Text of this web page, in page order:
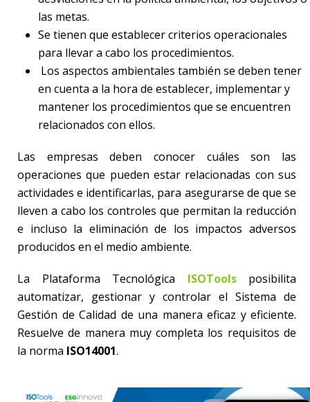
las metas.
Se tienen que establecer criterios operacionales
para llevar a cabo los procedimientos.
Los aspectos ambientales también se deben tener
en cuenta a la hora de establecer, implementar y
mantener los procedimientos que se encuentren
relacionados con ellos.
Las empresas deben conocer cuáles son las
operaciones que pueden estar relacionadas con sus
actividades e identificarlas, para asegurarse de que se
lleven a cabo los controles que permitan la reducción
e incluso la eliminación de los impactos adversos
producidos en el medio ambiente.
La Plataforma Tecnológica ISOToolsposibilita
automatizar, gestionar y controlar el Sistema de
Gestión de Calidad de una manera eficaz y eficiente.
Resuelve de manera muy completa los requisitos de
la norma ISO14001.